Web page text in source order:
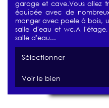
garage et cave.Vous allez
équipée avec de
manger avec poele à bois,
salle d'eau et wc.A
salle d'eau...
Sélectionner
Voir le bien